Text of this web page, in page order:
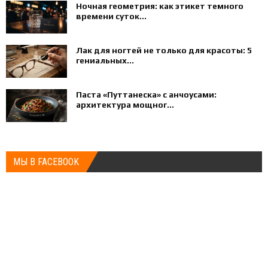
Ночная геометрия: как этикет темного
времени суток...
Лак для ногтей не только для красоты: 5
гениальных...
Паста «Путтанеска» с анчоусами:
архитектура мощног...
МЫ В FACEBOOK